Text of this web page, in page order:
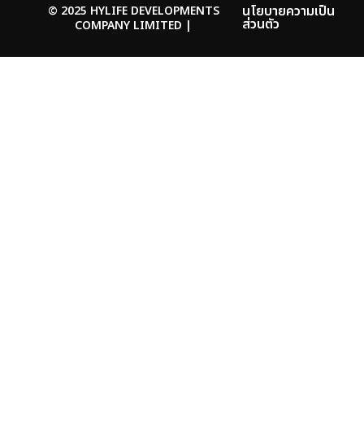
© 2025 HYLIFE DEVELOPMENTS
COMPANY LIMITED |
นโยบายความเป็น
ส่วนตัว